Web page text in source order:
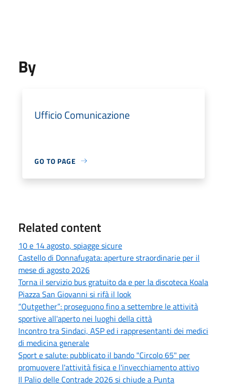
By
Ufficio Comunicazione
GO TO PAGE
Related content
10 e 14 agosto, spiagge sicure
Castello di Donnafugata: aperture straordinarie per il
mese di agosto 2026
Torna il servizio bus gratuito da e per la discoteca Koala
Piazza San Giovanni si rifà il look
“Outgether”: proseguono fino a settembre le attività
sportive all'aperto nei luoghi della città
Incontro tra Sindaci, ASP ed i rappresentanti dei medici
di medicina generale
Sport e salute: pubblicato il bando "Circolo 65" per
promuovere l'attività fisica e l'invecchiamento attivo
Il Palio delle Contrade 2026 si chiude a Punta